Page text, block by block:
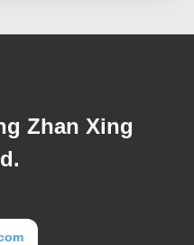
Zhan Xing